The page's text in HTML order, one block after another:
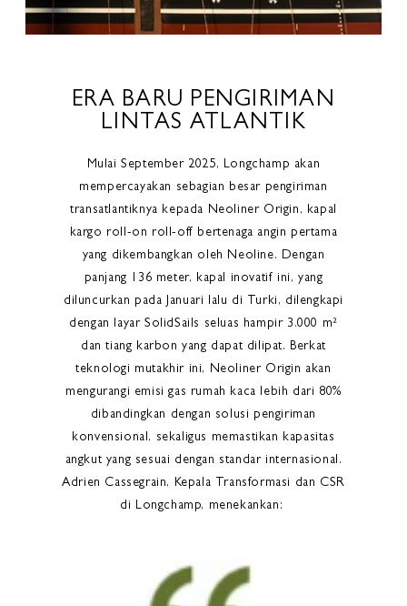
ERA BARU PENGIRIMAN
LINTAS ATLANTIK
Mulai September 2025, Longchamp akan
mempercayakan sebagian besar pengiriman
transatlantiknya kepada Neoliner Origin, kapal
kargo roll-on roll-off bertenaga angin pertama
yang dikembangkan oleh Neoline. Dengan
panjang 136 meter, kapal inovatif ini, yang
diluncurkan pada Januari lalu di Turki, dilengkapi
dengan layar SolidSails seluas hampir 3.000 m²
dan tiang karbon yang dapat dilipat. Berkat
teknologi mutakhir ini, Neoliner Origin akan
mengurangi emisi gas rumah kaca lebih dari 80%
dibandingkan dengan solusi pengiriman
konvensional, sekaligus memastikan kapasitas
angkut yang sesuai dengan standar internasional.
Adrien Cassegrain, Kepala Transformasi dan CSR
di Longchamp, menekankan: